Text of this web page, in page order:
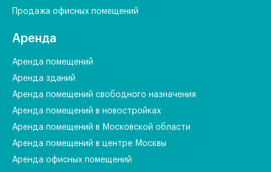
Продажа офисных помещений
Аренда
Аренда помещений
Аренда зданий
Аренда помещений свободного назначения
Аренда помещений в новостройках
Аренда помещений в Московской области
Аренда помещений в центре Москвы
Аренда офисных помещений